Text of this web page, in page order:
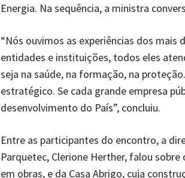
Energia. Na sequência, a ministra
“Nós ouvimos as experiências dos
entidades e instituições, todos eles
seja na saúde, na formação, na
estratégico. Se cada grande empresa
desenvolvimento do País”, concluiu.
Entre as participantes do encontro, a
Parquetec, Clerione Herther, falou
em obras, e da Casa Abrigo, cuja